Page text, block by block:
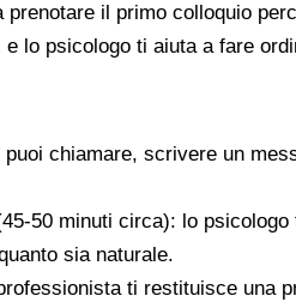
prenotare il primo colloquio
lo psicologo ti aiuta a fare
puoi chiamare, scrivere un
50 minuti circa): lo
sia naturale.
ti restituisce una